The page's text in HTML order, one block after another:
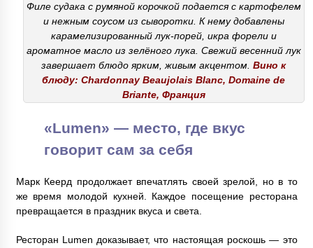
Филе судака с румяной корочкой подается с картофелем
и нежным соусом из сыворотки. К нему добавлены
карамелизированный лук-порей, икра форели и
ароматное масло из зелёного лука. Свежий весенний лук
завершает блюдо ярким, живым акцентом. Вино к
блюду: Chardonnay Beaujolais Blanc, Domaine de
Briante, Франция
«Lumen» — место, где вкус
говорит сам за себя
Марк Кеерд продолжает впечатлять своей зрелой, но в то
же время молодой кухней. Каждое посещение ресторана
превращается в праздник вкуса и света.
Ресторан Lumen доказывает, что настоящая роскошь — это